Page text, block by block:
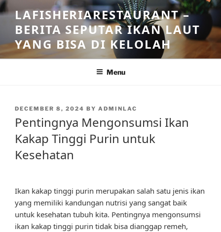
Skip
to
content
LAFISHERIARESTAURANT –
BERITA SEPUTAR IKAN LAUT
YANG BISA DI KELOLAH
Menu
POSTED
DECEMBER 8, 2024 BY ADMINLAC
Pentingnya Mengonsumsi Ikan
Kakap Tinggi Purin untuk
Kesehatan
Ikan kakap tinggi purin merupakan salah satu jenis ikan
yang memiliki kandungan nutrisi yang sangat baik
untuk kesehatan tubuh kita. Pentingnya mengonsumsi
ikan kakap tinggi purin tidak bisa dianggap remeh,